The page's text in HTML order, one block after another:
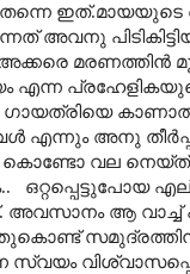
പിടികിട്ടിയ
അക്കരെ മരണത്തിൻ
എന്ന
ഗായത്രിയെ
അനു തീർപ്പ്
വല നെയ്ത്
ഒറ്റപ്പെട്ടുപോയ
അവസാനം ആ
സ്വയം